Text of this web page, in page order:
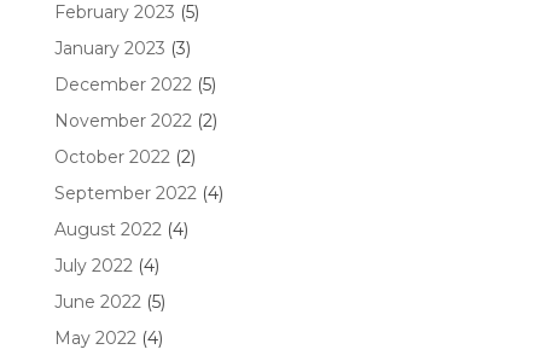
February 2023 (5)
January 2023 (3)
December 2022(5)
November 2022(2)
October 2022(2)
September 2022(4)
August 2022(4)
July 2022(4)
June 2022(5)
May 2022(4)